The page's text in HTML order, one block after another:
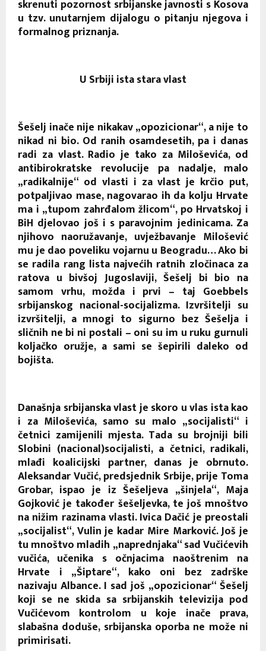
skrenuti pozornost srbijanske javnosti s Kosova
u tzv. unutarnjem dijalogu o pitanju njegova i
formalnog priznanja.
U Srbiji ista stara vlast
Šešelj inače nije nikakav „opozicionar“, a nije to
nikad ni bio. Od ranih osamdesetih, pa i danas
radi za vlast. Radio je tako za Miloševića, od
antibirokratske revolucije pa nadalje, malo
„radikalnije“ od vlasti i za vlast je krčio put,
potpaljivao mase, nagovarao ih da kolju Hrvate
ma i „tupom zahrđalom žlicom“, po Hrvatskoj i
BiH djelovao još i s paravojnim jedinicama. Za
njihovo naoružavanje, uvježbavanje Milošević
mu je dao poveliku vojarnu u Beogradu… Ako bi
se radila rang lista najvećih ratnih zločinaca za
ratova u bivšoj Jugoslaviji, Šešelj bi bio na
samom vrhu, možda i prvi – taj Goebbels
srbijanskog nacional-socijalizma. Izvršitelji su
izvršitelji, a mnogi to sigurno bez Šešelja i
sličnih ne bi ni postali – oni su im u ruku gurnuli
koljačko oružje, a sami se šepirili daleko od
bojišta.
Današnja srbijanska vlast je skoro u vlas ista kao
i za Miloševića, samo su malo „socijalisti“ i
četnici zamijenili mjesta. Tada su brojniji bili
Slobini (nacional)socijalisti, a četnici, radikali,
mlađi koalicijski partner, danas je obrnuto.
Aleksandar Vučić, predsjednik Srbije, prije Toma
Grobar, ispao je iz Šešeljeva „šinjela“, Maja
Gojković je također šešeljevka, te još mnoštvo
na nižim razinama vlasti. Ivica Dačić je preostali
„socijalist“, Vulin je kadar Mire Marković. Još je
tu mnoštvo mladih „naprednjaka“ sad Vučićevih
vučića, učenika s očnjacima naoštrenim na
Hrvate i „Šiptare“, kako oni bez zadrške
nazivaju Albance. I sad još „opozicionar“ Šešelj
koji se ne skida sa srbijanskih televizija pod
Vučićevom kontrolom u koje inače prava,
slabašna doduše, srbijanska oporba ne može ni
primirisati.